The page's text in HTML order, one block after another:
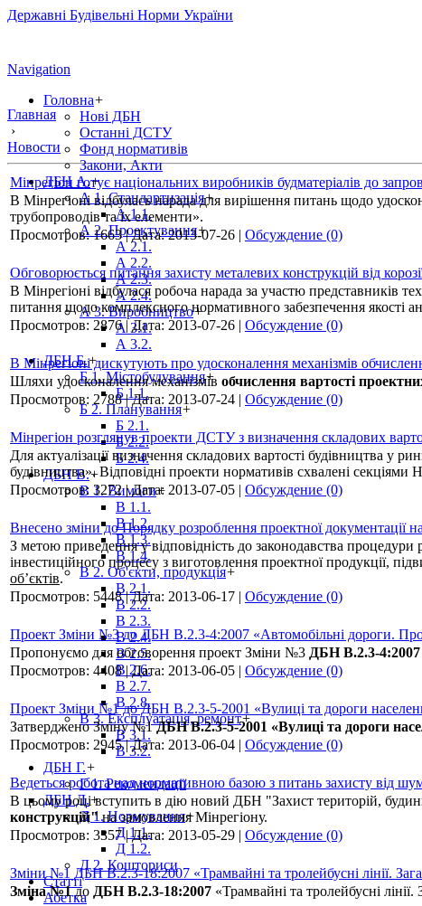
Державні Будівельні Норми України
Navigation
Головна+
Нові ДБН
Останні ДСТУ
Фонд нормативів
Закони, Акти
ДБН А.+
А 1. Стандартизація+
А 1.1.
А 2. Проектування+
А 2.1.
А 2.2.
А 2.3.
А 2.4.
А 3. Виробництво+
А 3.1.
А 3.2.
ДБН Б.+
Б 1. Містобудування+
Б 1.1.
Б 2. Планування+
Б 2.1.
Б 2.2.
Б 2.4.
ДБН В.+
В 1. Вимоги+
В 1.1.
В 1.2.
В 1.3.
В 1.4.
В 2. Об'єкти, продукція+
В 2.1.
В 2.2.
В 2.3.
В 2.4.
В 2.5.
В 2.6.
В 2.7.
В 2.8.
В 3. Експлуатація, ремонт+
В 3.1.
В 3.2.
ДБН Г.+
Г 1. Рекомендації
ДБН Д.+
Д 1. Нормування+
Д 1.1.
Д 1.2.
Д 2. Кошториси
Статті
Абетка
Главная
›
Новости
Мінрегіон готує національних виробників будматеріалів до
В Мінрегіоні відбулась нарада для вирішення питань щодо
трубопроводів та їх елементи».
Просмотров: 1663|Дата: 2013-07-26 | Обсуждение (0)
Обговорюється питання захисту металевих конструкцій від
В Мінрегіоні відбулася робоча нарада за участю представників
питання щодо комплексного нормативного забезпечення якості
Просмотров: 2876|Дата: 2013-07-26 | Обсуждение (0)
В Мінрегіоні дискутують про удосконалення механізмів
Шляхи удосконалення механізмів обчислення вартості
Просмотров: 2788|Дата: 2013-07-24 | Обсуждение (0)
Мінрегіон розглянув проекти ДСТУ з визначення складових
Для актуалізації визначення складових вартості будівництва
будівництва». Відповідні проекти нормативів схвалені
Просмотров: 3272|Дата: 2013-07-05 | Обсуждение (0)
Внесено зміни до Порядку розроблення проектної документації
З метою приведення у відповідність до законодавства
інвестиційного процесу з виготовлення проектної продукції,
об’єктів.
Просмотров: 5448|Дата: 2013-06-17 | Обсуждение (0)
Проект Зміни №3 до ДБН В.2.3-4:2007 «Автомобільні дороги.
Пропонуємо для обговорення проект Зміни №3 ДБН В.2.3-4:2007
Просмотров: 4408|Дата: 2013-06-05 | Обсуждение (0)
Проект Зміни №1 до ДБН В.2.3-5-2001 «Вулиці та дороги
Затверджено Зміну №1ДБН В.2.3-5-2001 «Вулиці та дороги
Просмотров: 2945|Дата: 2013-06-04 | Обсуждение (0)
Ведеться робота над нормативною базою з питань захисту від
В цьому році вступить в дію новий ДБН "Захист територій,
конструкцій"на замовлення Мінрегіону.
Просмотров: 3357|Дата: 2013-05-29 | Обсуждение (0)
Зміни №1 ДБН В.2.3-18:2007 «Трамвайні та тролейбусні лінії.
Зміна №1до ДБН В.2.3-18:2007 «Трамвайні та тролейбусні